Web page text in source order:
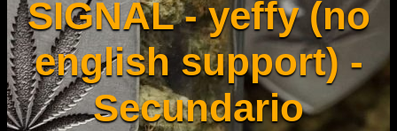
SIGNAL - yeffy (no
english support) -
Secundario